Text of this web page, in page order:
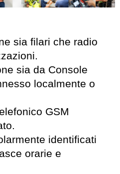
sia filari che radio
sia da Console
localmente o
GSM
identificati
orarie e